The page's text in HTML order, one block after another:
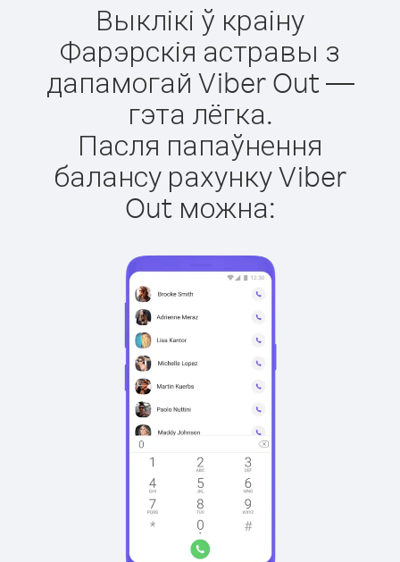
Выклікі ў краіну
Фарэрскія астравы з
дапамогай Viber Out —
гэта лёгка.
Пасля папаўнення
балансу рахунку Viber
Out можна: